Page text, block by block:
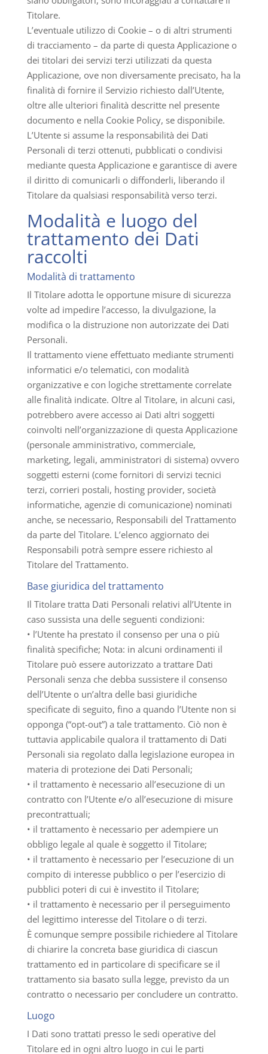
Titolare.
L’eventuale utilizzo di Cookie – o di altri strumenti
di tracciamento – da parte di questa Applicazione o
dei titolari dei servizi terzi utilizzati da questa
Applicazione, ove non diversamente precisato, ha la
finalità di fornire il Servizio richiesto dall’Utente,
oltre alle ulteriori finalità descritte nel presente
documento e nella Cookie Policy, se disponibile.
L’Utente si assume la responsabilità dei Dati
Personali di terzi ottenuti, pubblicati o condivisi
mediante questa Applicazione e garantisce di avere
il diritto di comunicarli o diffonderli, liberando il
Titolare da qualsiasi responsabilità verso terzi.
Modalità e luogo del
trattamento dei Dati
raccolti
Modalità di trattamento
Il Titolare adotta le opportune misure di sicurezza
volte ad impedire l’accesso, la divulgazione, la
modifica o la distruzione non autorizzate dei Dati
Personali.
Il trattamento viene effettuato mediante strumenti
informatici e/o telematici, con modalità
organizzative e con logiche strettamente correlate
alle finalità indicate. Oltre al Titolare, in alcuni casi,
potrebbero avere accesso ai Dati altri soggetti
coinvolti nell’organizzazione di questa Applicazione
(personale amministrativo, commerciale,
marketing, legali, amministratori di sistema) ovvero
soggetti esterni (come fornitori di servizi tecnici
terzi, corrieri postali, hosting provider, società
informatiche, agenzie di comunicazione) nominati
anche, se necessario, Responsabili del Trattamento
da parte del Titolare. L’elenco aggiornato dei
Responsabili potrà sempre essere richiesto al
Titolare del Trattamento.
Base giuridica del trattamento
Il Titolare tratta Dati Personali relativi all’Utente in
caso sussista una delle seguenti condizioni:
• l’Utente ha prestato il consenso per una o più
finalità specifiche; Nota: in alcuni ordinamenti il
Titolare può essere autorizzato a trattare Dati
Personali senza che debba sussistere il consenso
dell’Utente o un’altra delle basi giuridiche
specificate di seguito, fino a quando l’Utente non si
opponga (“opt-out”) a tale trattamento. Ciò non è
tuttavia applicabile qualora il trattamento di Dati
Personali sia regolato dalla legislazione europea in
materia di protezione dei Dati Personali;
• il trattamento è necessario all’esecuzione di un
contratto con l’Utente e/o all’esecuzione di misure
precontrattuali;
• il trattamento è necessario per adempiere un
obbligo legale al quale è soggetto il Titolare;
• il trattamento è necessario per l’esecuzione di un
compito di interesse pubblico o per l’esercizio di
pubblici poteri di cui è investito il Titolare;
• il trattamento è necessario per il perseguimento
del legittimo interesse del Titolare o di terzi.
È comunque sempre possibile richiedere al Titolare
di chiarire la concreta base giuridica di ciascun
trattamento ed in particolare di specificare se il
trattamento sia basato sulla legge, previsto da un
contratto o necessario per concludere un contratto.
Luogo
I Dati sono trattati presso le sedi operative del
Titolare ed in ogni altro luogo in cui le parti